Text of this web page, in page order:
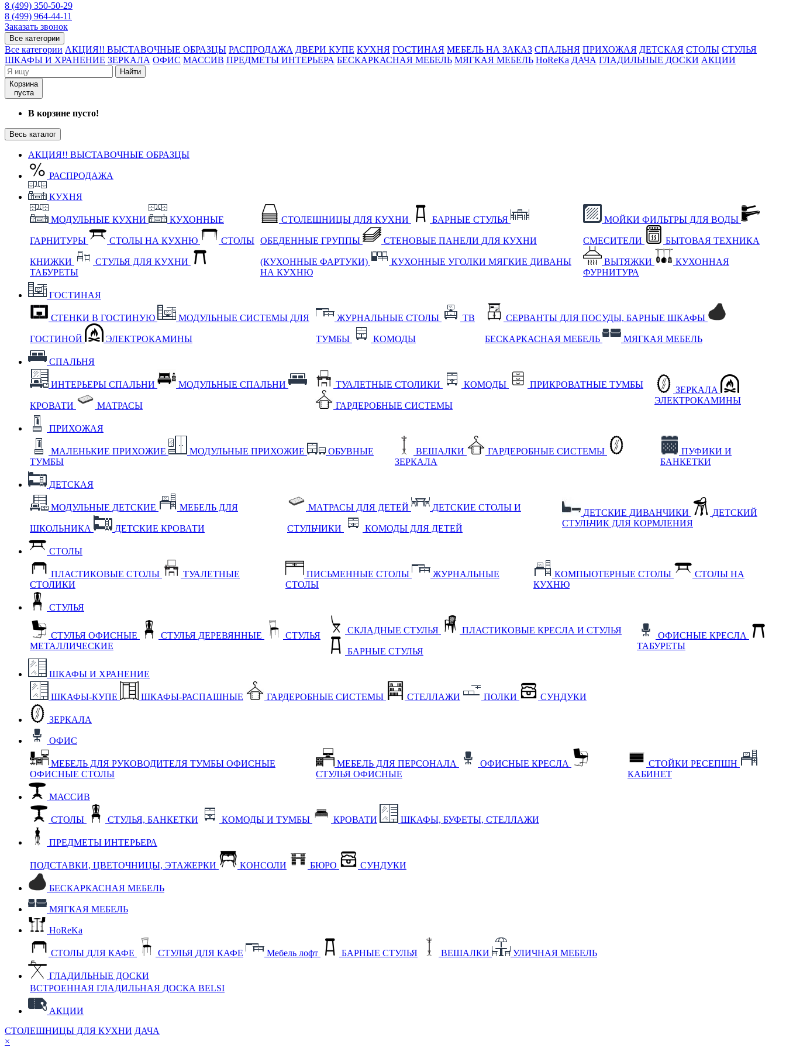
8 (499) 350-50-29
8 (499) 964-44-11
Заказать звонок
Все категории
Все категории АКЦИЯ!! ВЫСТАВОЧНЫЕ ОБРАЗЦЫ РАСПРОДАЖА ДВЕРИ КУПЕ КУХНЯ ГОСТИНАЯ МЕБЕЛЬ НА ЗАКАЗ СПАЛЬНЯ ПРИХОЖАЯ ДЕТСКАЯ СТОЛЫ СТУЛЬЯ
ШКАФЫ И ХРАНЕНИЕ ЗЕРКАЛА ОФИС МАССИВ ПРЕДМЕТЫ ИНТЕРЬЕРА БЕСКАРКАСНАЯ МЕБЕЛЬ МЯГКАЯ МЕБЕЛЬ HoReKa ДАЧА ГЛАДИЛЬНЫЕ ДОСКИ АКЦИИ
Найти
Корзина
пуста
В корзине пусто!
Весь каталог
АКЦИЯ!! ВЫСТАВОЧНЫЕ ОБРАЗЦЫ
РАСПРОДАЖА
КУХНЯ
МОДУЛЬНЫЕ КУХНИ КУХОННЫЕ
ГАРНИТУРЫ СТОЛЫ НА КУХНЮ СТОЛЫ
КНИЖКИ
СТУЛЬЯ ДЛЯ КУХНИ
ТАБУРЕТЫ
СТОЛЕШНИЦЫ ДЛЯ КУХНИ БАРНЫЕ СТУЛЬЯ
ОБЕДЕННЫЕ ГРУППЫ СТЕНОВЫЕ ПАНЕЛИ ДЛЯ КУХНИ
(КУХОННЫЕ ФАРТУКИ) КУХОННЫЕ УГОЛКИ МЯГКИЕ ДИВАНЫ
НА КУХНЮ
МОЙКИ ФИЛЬТРЫ ДЛЯ ВОДЫ
СМЕСИТЕЛИ БЫТОВАЯ ТЕХНИКА
ВЫТЯЖКИ
КУХОННАЯ
ФУРНИТУРА
ГОСТИНАЯ
СТЕНКИ В ГОСТИНУЮ МОДУЛЬНЫЕ СИСТЕМЫ ДЛЯ
ГОСТИНОЙ ЭЛЕКТРОКАМИНЫ
ЖУРНАЛЬНЫЕ СТОЛЫ ТВ
ТУМБЫ КОМОДЫ
СЕРВАНТЫ ДЛЯ ПОСУДЫ, БАРНЫЕ ШКАФЫ
БЕСКАРКАСНАЯ МЕБЕЛЬ МЯГКАЯ МЕБЕЛЬ
СПАЛЬНЯ
ИНТЕРЬЕРЫ СПАЛЬНИ МОДУЛЬНЫЕ СПАЛЬНИ
КРОВАТИ МАТРАСЫ
ТУАЛЕТНЫЕ СТОЛИКИ КОМОДЫ ПРИКРОВАТНЫЕ ТУМБЫ
ГАРДЕРОБНЫЕ СИСТЕМЫ
ЗЕРКАЛА
ЭЛЕКТРОКАМИНЫ
ПРИХОЖАЯ
МАЛЕНЬКИЕ ПРИХОЖИЕ МОДУЛЬНЫЕ ПРИХОЖИЕ
ОБУВНЫЕ
ТУМБЫ
ВЕШАЛКИ
ГАРДЕРОБНЫЕ СИСТЕМЫ
ЗЕРКАЛА
ПУФИКИ И
БАНКЕТКИ
ДЕТСКАЯ
МОДУЛЬНЫЕ ДЕТСКИЕ МЕБЕЛЬ ДЛЯ
ШКОЛЬНИКА ДЕТСКИЕ КРОВАТИ
МАТРАСЫ ДЛЯ ДЕТЕЙ ДЕТСКИЕ СТОЛЫ И
СТУЛЬЧИКИ КОМОДЫ ДЛЯ ДЕТЕЙ
ДЕТСКИЕ ДИВАНЧИКИ
ДЕТСКИЙ
СТУЛЬЧИК ДЛЯ КОРМЛЕНИЯ
СТОЛЫ
ПЛАСТИКОВЫЕ СТОЛЫ
ТУАЛЕТНЫЕ
СТОЛИКИ
ПИСЬМЕННЫЕ СТОЛЫ
ЖУРНАЛЬНЫЕ
СТОЛЫ
КОМПЬЮТЕРНЫЕ СТОЛЫ
СТОЛЫ НА
КУХНЮ
СТУЛЬЯ
СТУЛЬЯ ОФИСНЫЕ СТУЛЬЯ ДЕРЕВЯННЫЕ
СТУЛЬЯ
МЕТАЛЛИЧЕСКИЕ
СКЛАДНЫЕ СТУЛЬЯ ПЛАСТИКОВЫЕ КРЕСЛА И СТУЛЬЯ
БАРНЫЕ СТУЛЬЯ
ОФИСНЫЕ КРЕСЛА
ТАБУРЕТЫ
ШКАФЫ И ХРАНЕНИЕ
ШКАФЫ-КУПЕ ШКАФЫ-РАСПАШНЫЕ ГАРДЕРОБНЫЕ СИСТЕМЫ СТЕЛЛАЖИ ПОЛКИ СУНДУКИ
ЗЕРКАЛА
ОФИС
МЕБЕЛЬ ДЛЯ РУКОВОДИТЕЛЯ ТУМБЫ ОФИСНЫЕ
ОФИСНЫЕ СТОЛЫ
МЕБЕЛЬ ДЛЯ ПЕРСОНАЛА
ОФИСНЫЕ КРЕСЛА
СТУЛЬЯ ОФИСНЫЕ
СТОЙКИ РЕСЕПШН
КАБИНЕТ
МАССИВ
СТОЛЫ СТУЛЬЯ, БАНКЕТКИ КОМОДЫ И ТУМБЫ КРОВАТИ ШКАФЫ, БУФЕТЫ, СТЕЛЛАЖИ
ПРЕДМЕТЫ ИНТЕРЬЕРА
ПОДСТАВКИ, ЦВЕТОЧНИЦЫ, ЭТАЖЕРКИ КОНСОЛИ БЮРО СУНДУКИ
БЕСКАРКАСНАЯ МЕБЕЛЬ
МЯГКАЯ МЕБЕЛЬ
HoReKa
СТОЛЫ ДЛЯ КАФЕ СТУЛЬЯ ДЛЯ КАФЕ Мебель лофт БАРНЫЕ СТУЛЬЯ ВЕШАЛКИ УЛИЧНАЯ МЕБЕЛЬ
ГЛАДИЛЬНЫЕ ДОСКИ
ВСТРОЕННАЯ ГЛАДИЛЬНАЯ ДОСКА BELSI
АКЦИИ
СТОЛЕШНИЦЫ ДЛЯ КУХНИ ДАЧА
×